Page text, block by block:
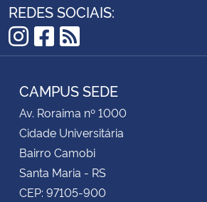
REDES SOCIAIS:
Instagram
Facebook
RSS
CAMPUS SEDE
Av. Roraima nº 1000
Cidade Universitária
Bairro Camobi
Santa Maria - RS
CEP: 97105-900